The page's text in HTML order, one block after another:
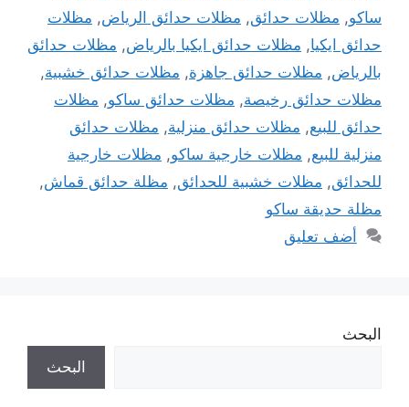
ساكو, مظلات حدائق, مظلات حدائق الرياض, مظلات
حدائق ايكيا, مظلات حدائق ايكيا بالرياض, مظلات حدائق
بالرياض, مظلات حدائق جاهزة, مظلات حدائق خشبية,
مظلات حدائق رخيصة, مظلات حدائق ساكو, مظلات
حدائق للبيع, مظلات حدائق منزلية, مظلات حدائق
منزلية للبيع, مظلات خارجية ساكو, مظلات خارجية
للحدائق, مظلات خشبية للحدائق, مظلة حدائق قماش,
مظلة حديقة ساكو
أضف تعليق
البحث
البحث